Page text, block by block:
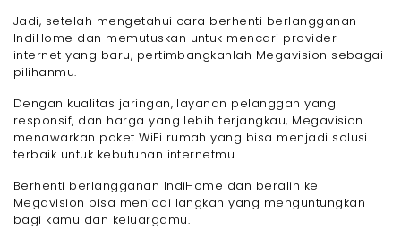
Jadi, setelah mengetahui cara berhenti berlangganan
IndiHome dan memutuskan untuk mencari provider
internet yang baru, pertimbangkanlah Megavision sebagai
pilihanmu.
Dengan kualitas jaringan, layanan pelanggan yang
responsif, dan harga yang lebih terjangkau, Megavision
menawarkan paket WiFi rumah yang bisa menjadi solusi
terbaik untuk kebutuhan internetmu.
Berhenti berlangganan IndiHome dan beralih ke
Megavision bisa menjadi langkah yang menguntungkan
bagi kamu dan keluargamu.